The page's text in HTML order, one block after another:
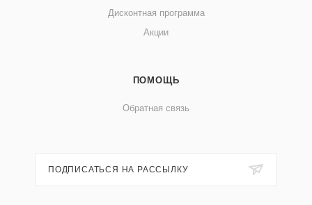
Дисконтная программа
Акции
ПОМОЩЬ
Обратная связь
ПОДПИСАТЬСЯ НА РАССЫЛКУ